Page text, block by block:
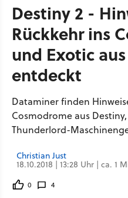
Destiny 2 -
Rückkehr ins
und Exotic
entdeckt
Dataminer finden
Cosmodrome aus
Thunderlord-
Christian Just
18.10.2018 | 13:28 Uhr | ca. 1
0 4